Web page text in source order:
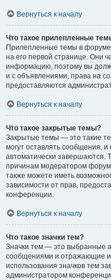
Вернуться к началу
Что такое прилепленные
Прилепленные темы в форуме
на его первой странице. Они
информацию, поэтому вы
и с объявлениями, права на
предоставляются
Вернуться к началу
Что такое закрытые темы?
Закрытые темы — это такие
могут оставлять сообщения,
автоматически завершаются.
причинам модератором
также можете иметь
зависимости от прав,
конференции.
Вернуться к началу
Что такое значки тем?
Значки тем — это выбранные
сообщениями и отражающие
использования значков тем
администратором